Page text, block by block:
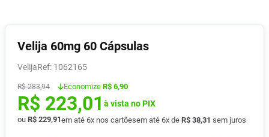
Velija 60mg 60 Cápsulas
Velija : 1062165
R$ 283,94 Economize R$ 6,90
R$ 223,01 à vista no PIX
ou R$ 229,91em até 6x nos cartõesem até 6x de R$ 38,31 sem juros
5º Fralda G
6º Desodorante
7º Shampoo
8 º Pampers Confort Sec
9 Vitamina D
10º Soro Fisiológico